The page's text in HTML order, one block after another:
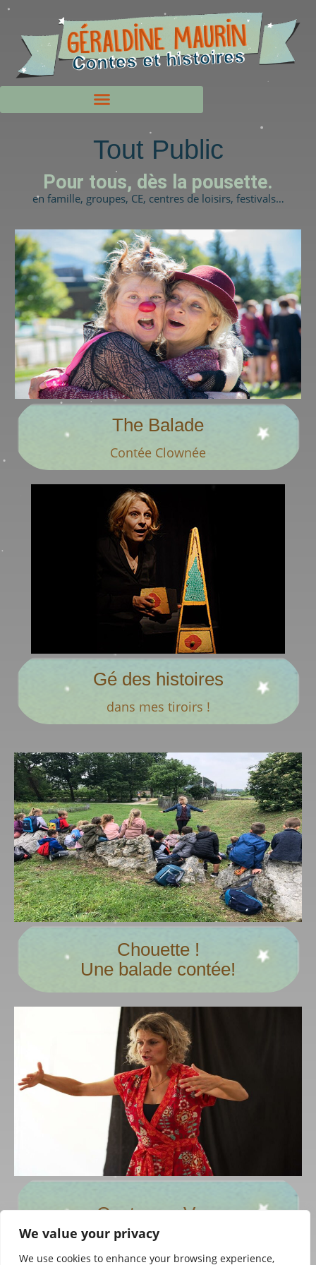
We value your privacy
We use cookies to enhance your browsing experience,
Tout Public
Pour tous, dès la pousette.
en famille, groupes, CE, centres de loisirs, festivals…
The Balade
Contée Clownée
Durée 40 à 50 min
Gé des histoires
dans mes tiroirs !
A partir de 6 mois – de 30 à 40 min
Chouette !
Une balade contée!
Pour tout public : les écoles à partir de la
maternelle, les groupes de randonneurs,
marche des anciens, clubs de marche,
festivals, centre de loisirs…
Contes en Vrac
Durée : indéfinie